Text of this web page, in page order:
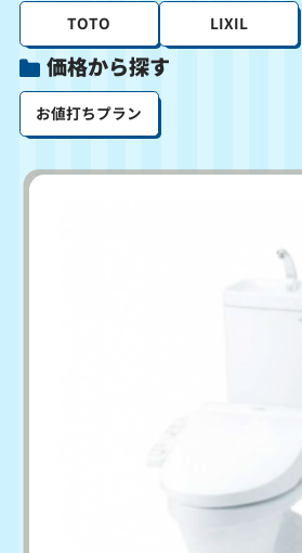
TOTO LIXIL
価格から探す
お値打ちプラン